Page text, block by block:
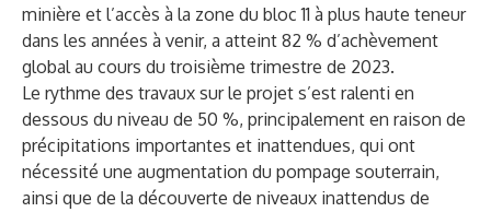
minière et l’accès à la zone du bloc 11 à plus haute teneur
dans les années à venir, a atteint 82 % d’achèvement
global au cours du troisième trimestre de 2023.
Le rythme des travaux sur le projet s’est ralenti en
dessous du niveau de 50 %, principalement en raison de
précipitations importantes et inattendues, qui ont
nécessité une augmentation du pompage souterrain,
ainsi que de la découverte de niveaux inattendus de